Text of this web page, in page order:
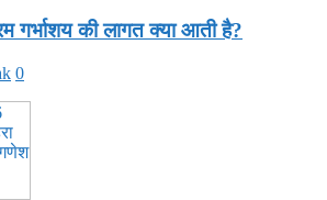
गर्भाशय की लागत क्या आती है?
0